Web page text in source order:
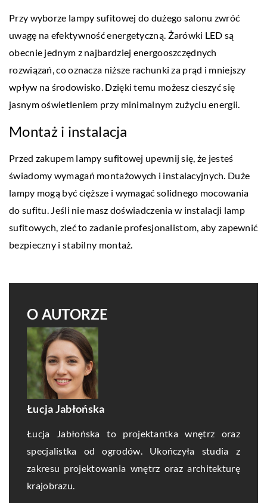
Przy wyborze lampy sufitowej do dużego salonu zwróć
uwagę na efektywność energetyczną. Żarówki LED są
obecnie jednym z najbardziej energooszczędnych
rozwiązań, co oznacza niższe rachunki za prąd i mniejszy
wpływ na środowisko. Dzięki temu możesz cieszyć się
jasnym oświetleniem przy minimalnym zużyciu energii.
Montaż i instalacja
Przed zakupem lampy sufitowej upewnij się, że jesteś
świadomy wymagań montażowych i instalacyjnych. Duże
lampy mogą być cięższe i wymagać solidnego mocowania
do sufitu. Jeśli nie masz doświadczenia w instalacji lamp
sufitowych, zleć to zadanie profesjonalistom, aby zapewnić
bezpieczny i stabilny montaż.
O AUTORZE
Łucja Jabłońska
Łucja Jabłońska to projektantka wnętrz oraz
specjalistka od ogrodów. Ukończyła studia z
zakresu projektowania wnętrz oraz architekturę
krajobrazu.